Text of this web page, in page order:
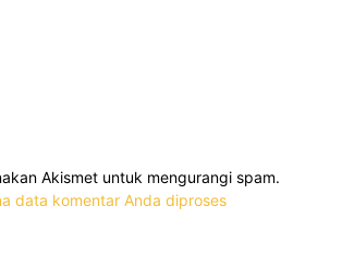
Akismet untuk mengurangi spam.
data komentar Anda diproses